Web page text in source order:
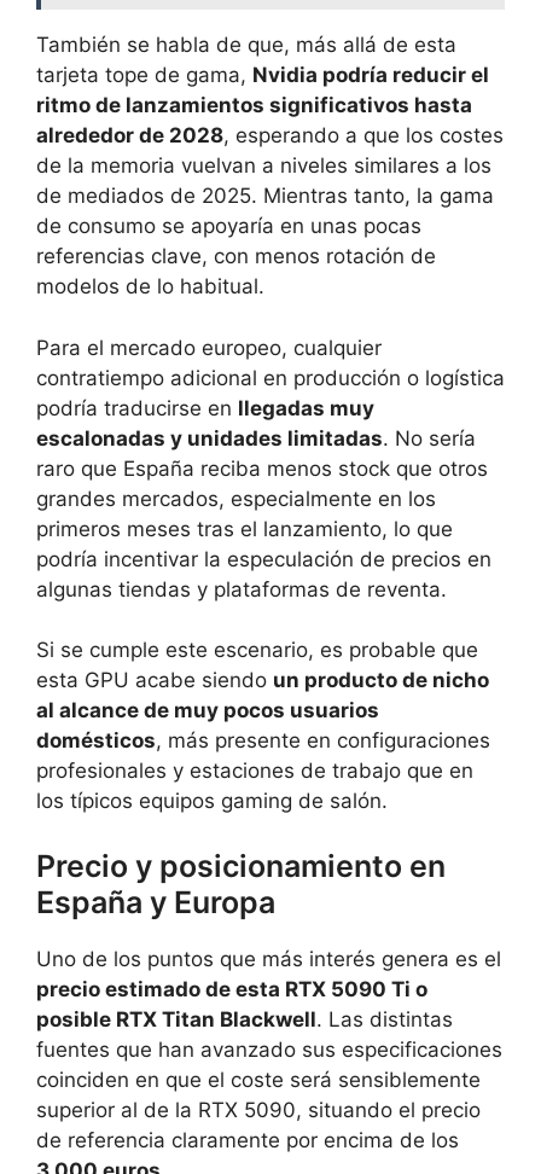
También se habla de que, más allá de esta
tarjeta tope de gama, Nvidia podría reducir el
ritmo de lanzamientos significativos hasta
alrededor de 2028, esperando a que los costes
de la memoria vuelvan a niveles similares a los
de mediados de 2025. Mientras tanto, la gama
de consumo se apoyaría en unas pocas
referencias clave, con menos rotación de
modelos de lo habitual.
Para el mercado europeo, cualquier
contratiempo adicional en producción o logística
podría traducirse en llegadas muy
escalonadas y unidades limitadas. No sería
raro que España reciba menos stock que otros
grandes mercados, especialmente en los
primeros meses tras el lanzamiento, lo que
podría incentivar la especulación de precios en
algunas tiendas y plataformas de reventa.
Si se cumple este escenario, es probable que
esta GPU acabe siendo un producto de nicho
al alcance de muy pocos usuarios
domésticos, más presente en configuraciones
profesionales y estaciones de trabajo que en
los típicos equipos gaming de salón.
Precio y posicionamiento en
España y Europa
Uno de los puntos que más interés genera es el
precio estimado de esta RTX 5090 Ti o
posible RTX Titan Blackwell. Las distintas
fuentes que han avanzado sus especificaciones
coinciden en que el coste será sensiblemente
superior al de la RTX 5090, situando el precio
de referencia claramente por encima de los